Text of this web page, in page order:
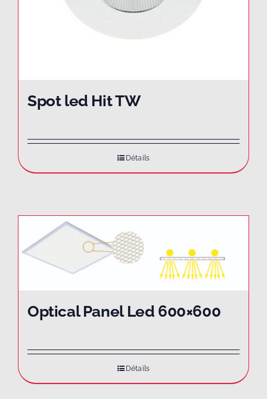
Spot led Hit TW
Détails
Optical Panel Led 600×600
Détails